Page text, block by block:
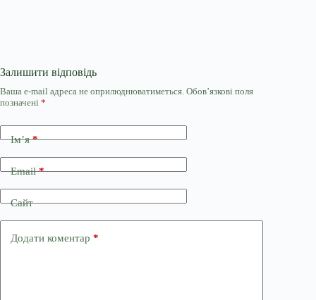
Залишити відповідь
Ваша e-mail адреса не оприлюднюватиметься. Обов’язкові поля
позначені *
Ім’я*
Email*
Сайт
Додати коментар *